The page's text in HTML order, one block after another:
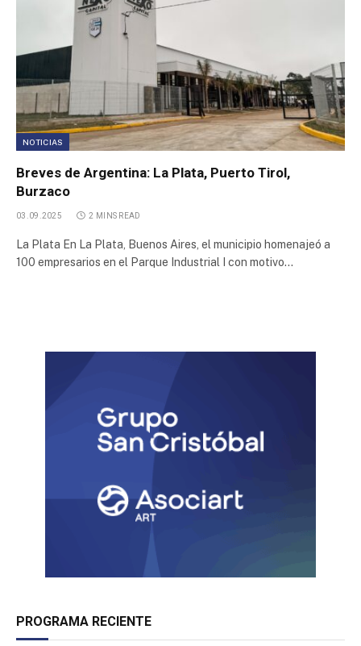
NOTICIAS
Breves de Argentina: La Plata, Puerto Tirol,
Burzaco
03.09.2025 2 MINS READ
La Plata En La Plata, Buenos Aires, el municipio homenajeó a
100 empresarios en el Parque Industrial I con motivo…
PROGRAMA RECIENTE